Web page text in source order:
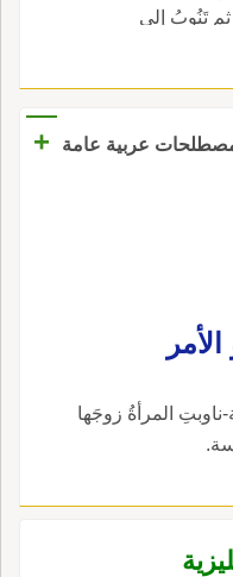
تَنُوبُ إِلى
لأَنها تَضْرِبُ
عربية عامة +
ناوبتِ المرأةُ زوجَها